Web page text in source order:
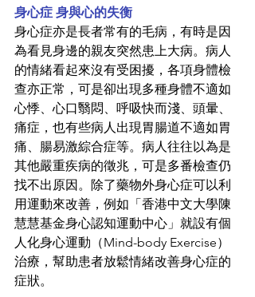
身心症 身與心的失衡
身心症亦是長者常有的毛病，有時是因
為看見身邊的親友突然患上大病。病人
的情緒看起來沒有受困擾，各項身體檢
查亦正常，可是卻出現多種身體不適如
心悸、心口翳悶、呼吸快而淺、頭暈、
痛症，也有些病人出現胃腸道不適如胃
痛、腸易激綜合症等。病人往往以為是
其他嚴重疾病的徵兆，可是多番檢查仍
找不出原因。除了藥物外身心症可以利
用運動來改善，例如「香港中文大學陳
慧慧基金身心認知運動中心」就設有個
人化身心運動（Mind-body Exercise）
治療，幫助患者放鬆情緒改善身心症的
症狀。